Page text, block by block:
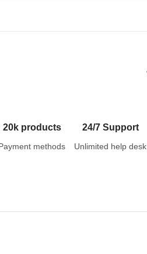
20k products
methods
24/7 Support
Unlimited help desk